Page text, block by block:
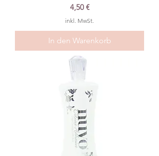
Preis
4,50 €
inkl. MwSt.
In den Warenkorb